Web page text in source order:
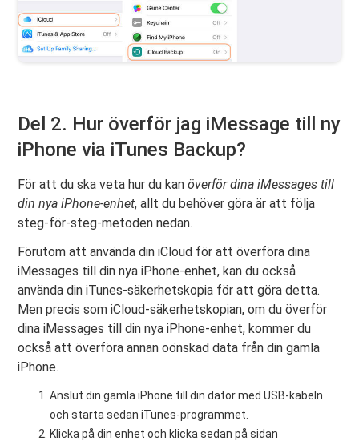
Del 2. Hur överför jag iMessage till ny
iPhone via iTunes Backup?
För att du ska veta hur du kanöverför dina iMessages till
din nya iPhone-enhet, allt du behöver göra är att följa
steg-för-steg-metoden nedan.
Förutom att använda din iCloud för att överföra dina
iMessages till din nya iPhone-enhet, kan du också
använda din iTunes-säkerhetskopia för att göra detta.
Men precis som iCloud-säkerhetskopian, om du överför
dina iMessages till din nya iPhone-enhet, kommer du
också att överföra annan oönskad data från din gamla
iPhone.
Anslut din gamla iPhone till din dator med USB-kabeln
och starta sedan iTunes-programmet.
Klicka på din enhet och klicka sedan på sidan